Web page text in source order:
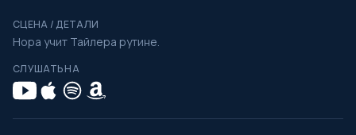
СЦЕНА / ДЕТАЛИ
Нора учит Тайлера рутине.
СЛУШАТЬ НА